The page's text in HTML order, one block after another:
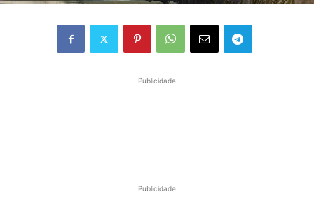
Publicidade
Publicidade